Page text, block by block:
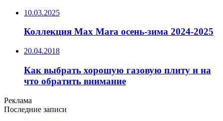
10.03.2025
Коллекция Max Mara осень-зима 2024-2025
20.04.2018
Как выбрать хорошую газовую плиту и на
что обратить внимание
Реклама
Последние записи